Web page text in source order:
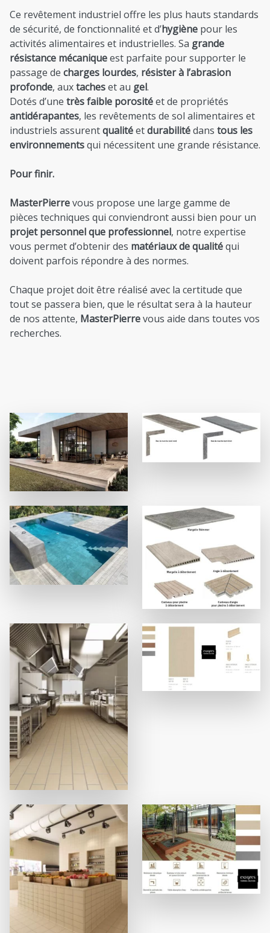
Ce revêtement industriel offre les plus hauts standards
de sécurité, de fonctionnalité et d’hygiène pour les
activités alimentaires et industrielles. Sa grande
résistance mécaniqueest parfaite pour supporter le
passage de charges lourdes, résister à l’abrasion
profonde, auxtacheset au gel.
Dotés d’une très faible porositéet de propriétés
antidérapantes, les revêtements de sol alimentaires et
industriels assurentqualitéetdurabilitédans tous les
environnementsqui nécessitent une grande résistance.
Pour finir.
MasterPierrevous propose une large gamme de
pièces techniques qui conviendront aussi bien pour un
projet personnel que professionnel, notre expertise
vous permet d’obtenir des matériaux de qualitéqui
doivent parfois répondre à des normes.
Chaque projet doit être réalisé avec la certitude que
tout se passera bien, que le résultat sera à la hauteur
de nos attente, MasterPierrevous aide dans toutes vos
recherches.